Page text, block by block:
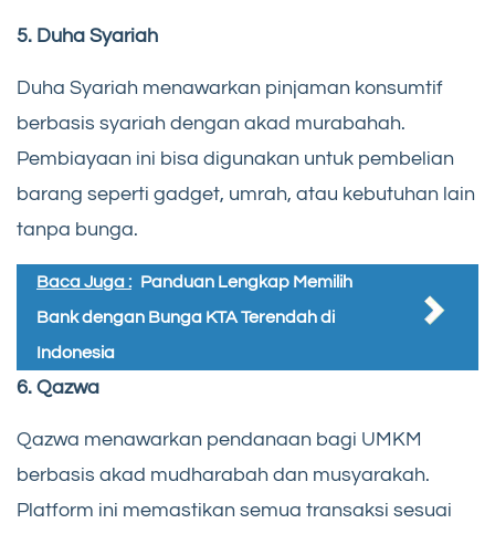
5. Duha Syariah
Duha Syariah menawarkan pinjaman konsumtif
berbasis syariah dengan akad murabahah.
Pembiayaan ini bisa digunakan untuk pembelian
barang seperti gadget, umrah, atau kebutuhan lain
tanpa bunga.
Baca Juga : Panduan Lengkap Memilih
Bank dengan Bunga KTA Terendah di
Indonesia
6. Qazwa
Qazwa menawarkan pendanaan bagi UMKM
berbasis akad mudharabah dan musyarakah.
Platform ini memastikan semua transaksi sesuai